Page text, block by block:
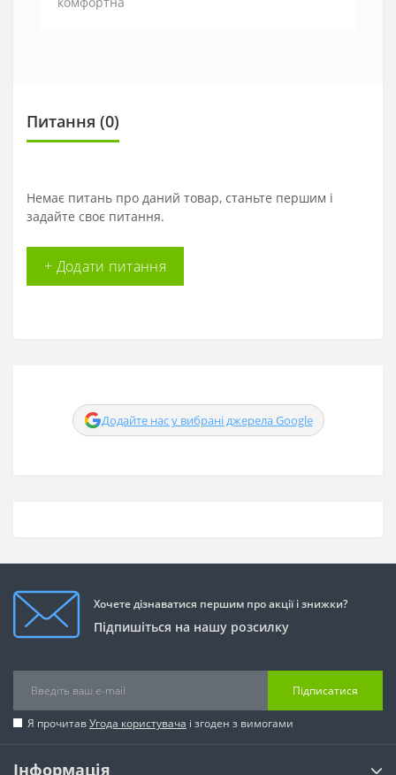
Питання (0)
Немає питань про даний товар, станьте першим і
задайте своє питання.
+ Додати питання
Додайте нас у вибрані джерела Google
Хочете дізнаватися першим про акції і знижки?
Підпишіться на нашу розсилку
Підписатися
Я прочитавУгода користувача і згоден з вимогами
Інформація